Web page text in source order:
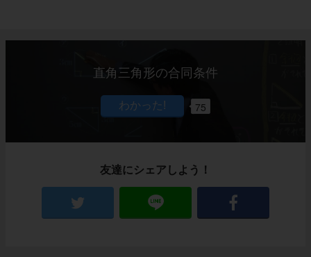
直角三角形の合同条件
75
友達にシェアしよう！